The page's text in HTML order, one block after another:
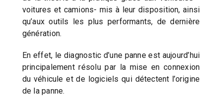
voitures et camions- mis à leur disposition, ainsi
qu’aux outils les plus performants, de dernière
génération.
En effet, le diagnostic d’une panne est aujourd’hui
principalement résolu par la mise en connexion
du véhicule et de logiciels qui détectent l’origine
de la panne.